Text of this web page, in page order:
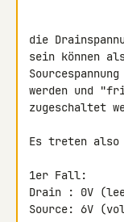
die
sein können
werden und
zugeschaltet
Es treten
1er Fall:
Drain : 0V
Source: 6V